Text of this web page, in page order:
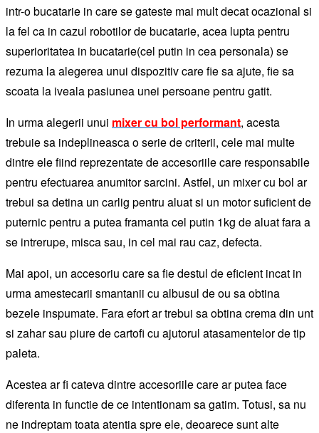
intr-o bucatarie in care se gateste mai mult decat ocazional si
la fel ca in cazul robotilor de bucatarie, acea lupta pentru
superioritatea in bucatarie(cel putin in cea personala) se
rezuma la alegerea unui dispozitiv care fie sa ajute, fie sa
scoata la iveala pasiunea unei persoane pentru gatit.
In urma alegerii unui mixer cu bol performant, acesta
trebuie sa indeplineasca o serie de criterii, cele mai multe
dintre ele fiind reprezentate de accesoriile care responsabile
pentru efectuarea anumitor sarcini. Astfel, un mixer cu bol ar
trebui sa detina un carlig pentru aluat si un motor suficient de
puternic pentru a putea framanta cel putin 1kg de aluat fara a
se intrerupe, misca sau, in cel mai rau caz, defecta.
Mai apoi, un accesoriu care sa fie destul de eficient incat in
urma amestecarii smantanii cu albusul de ou sa obtina
bezele inspumate. Fara efort ar trebui sa obtina crema din unt
si zahar sau piure de cartofi cu ajutorul atasamentelor de tip
paleta.
Acestea ar fi cateva dintre accesoriile care ar putea face
diferenta in functie de ce intentionam sa gatim. Totusi, sa nu
ne indreptam toata atentia spre ele, deoarece sunt alte